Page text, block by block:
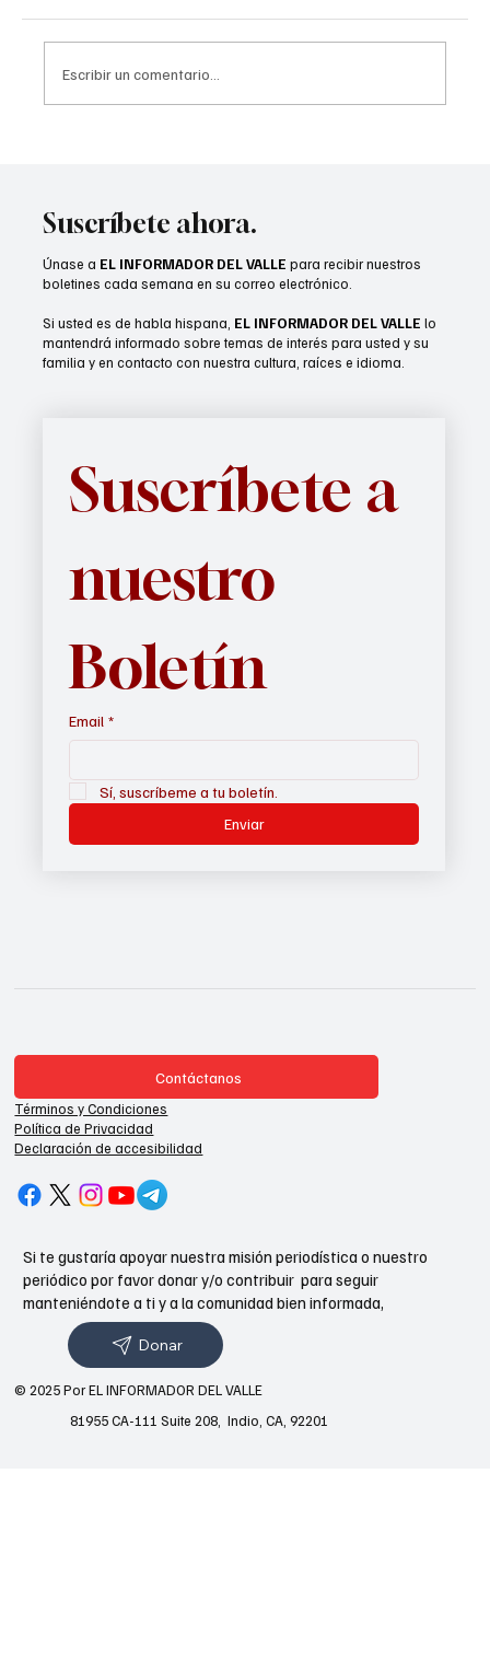
Escribir un comentario...
Suscríbete ahora.
Únase a EL INFORMADOR DEL VALLE para recibir nuestros
boletines cada semana en su correo electrónico.
Si usted es de habla hispana, EL INFORMADOR DEL VALLE lo
mantendrá informado sobre temas de interés para usted y su
familia y en contacto con nuestra cultura, raíces e idioma.
Suscríbete a
nuestro
Boletín
Email *
Sí, suscríbeme a tu boletín.
Enviar
Contáctanos
Términos y Condiciones
Política de Privacidad
Declaración de accesibilidad
Si te gustaría apoyar nuestra misión periodística o nuestro
periódico por favor donar y/o contribuir para seguir
manteniéndote a ti y a la comunidad bien informada,
Donar
81955 CA-111 Suite 208, Indio, CA, 92201
© 2025 Por EL INFORMADOR DEL VALLE